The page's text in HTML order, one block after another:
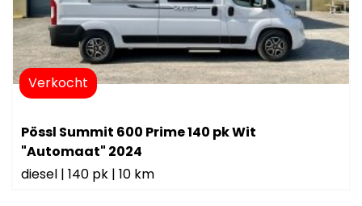
Verkocht
Pössl Summit 600 Prime 140 pk Wit
"Automaat" 2024
diesel | 140 pk | 10 km